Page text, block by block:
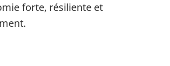
forte, résiliente et